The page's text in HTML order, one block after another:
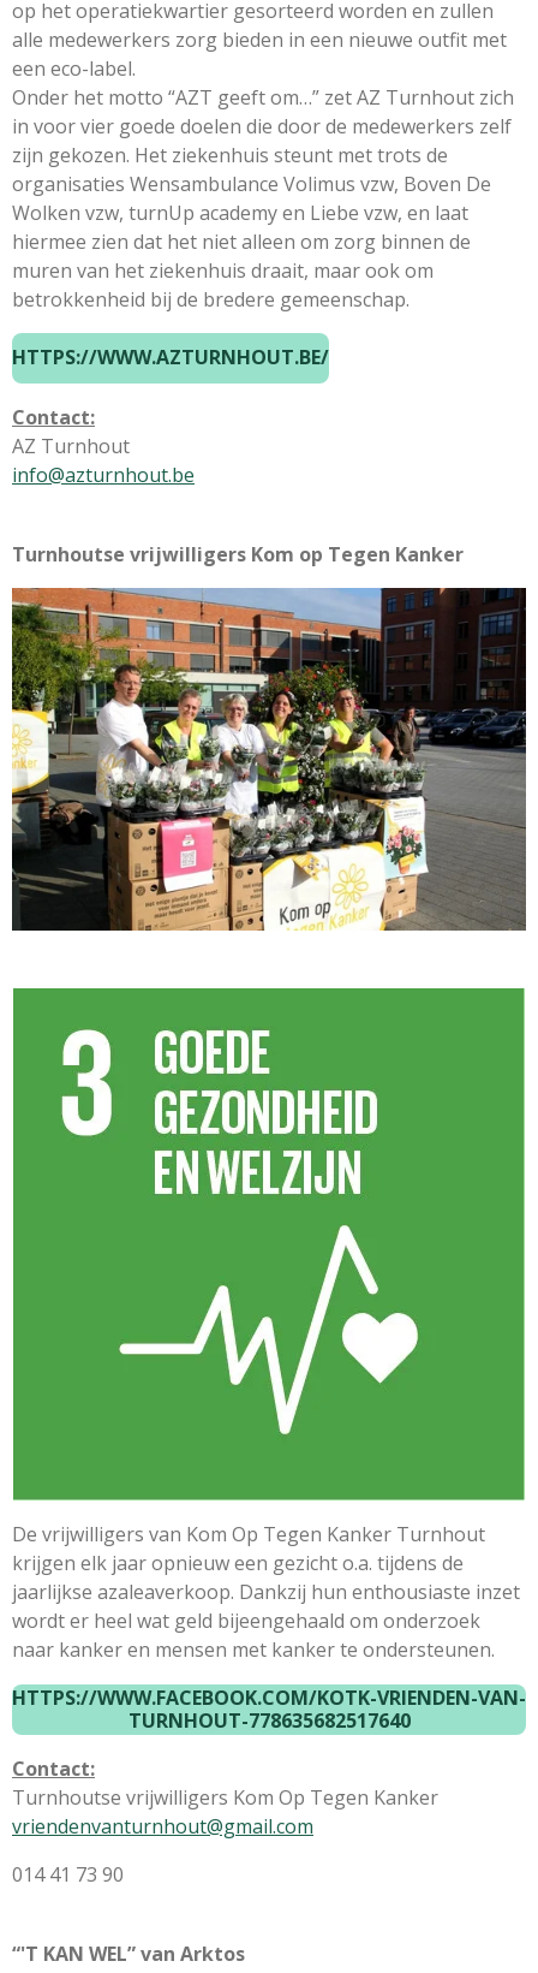
op het operatiekwartier gesorteerd worden en zullen
alle medewerkers zorg bieden in een nieuwe outfit met
een eco-label.
Onder het motto “AZT geeft om…” zet AZ Turnhout zich
in voor vier goede doelen die door de medewerkers zelf
zijn gekozen. Het ziekenhuis steunt met trots de
organisaties Wensambulance Volimus vzw, Boven De
Wolken vzw, turnUp academy en Liebe vzw, en laat
hiermee zien dat het niet alleen om zorg binnen de
muren van het ziekenhuis draait, maar ook om
betrokkenheid bij de bredere gemeenschap.
HTTPS://WWW.AZTURNHOUT.BE/
Contact:
AZ Turnhout
info@azturnhout.be
Turnhoutse vrijwilligers Kom op Tegen Kanker
De vrijwilligers van Kom Op Tegen Kanker Turnhout
krijgen elk jaar opnieuw een gezicht o.a. tijdens de
jaarlijkse azaleaverkoop. Dankzij hun enthousiaste inzet
wordt er heel wat geld bijeengehaald om onderzoek
naar kanker en mensen met kanker te ondersteunen.
HTTPS://WWW.FACEBOOK.COM/KOTK-VRIENDEN-VAN-
TURNHOUT-778635682517640
Contact:
Turnhoutse vrijwilligers Kom Op Tegen Kanker
vriendenvanturnhout@gmail.com
014 41 73 90
“'T KAN WEL” van Arktos